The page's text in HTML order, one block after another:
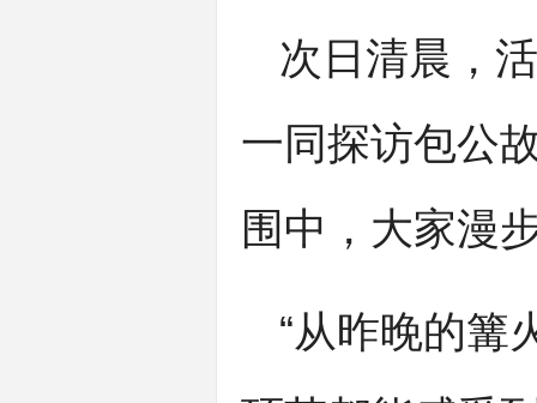
次日清晨，
一同探访包公
围中，大家漫
“从昨晚的篝